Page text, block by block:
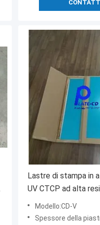
Lastre di stampa in
UV CTCP ad alta
stampa 0,28MM
Modello:CD-V
Spessore della